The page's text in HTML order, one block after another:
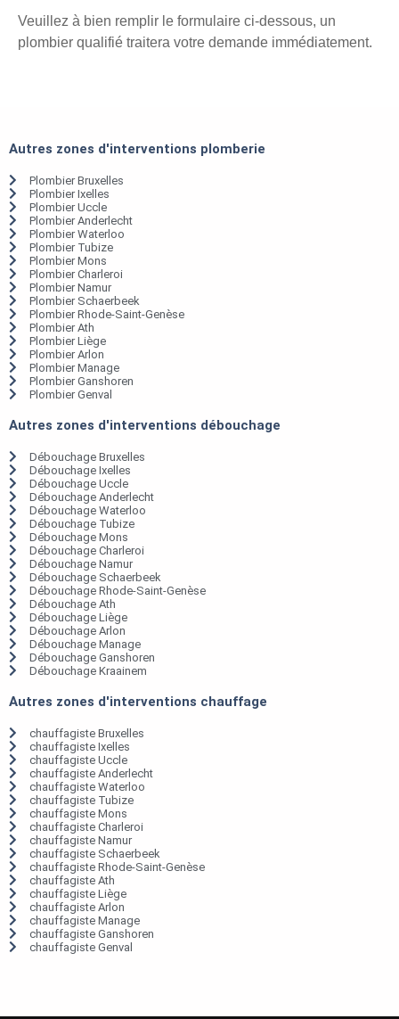
Veuillez à bien remplir le formulaire ci-dessous, un
plombier qualifié traitera votre demande immédiatement.
Autres zones d'interventions plomberie
Plombier Bruxelles
Plombier Ixelles
Plombier Uccle
Plombier Anderlecht
Plombier Waterloo
Plombier Tubize
Plombier Mons
Plombier Charleroi
Plombier Namur
Plombier Schaerbeek
Plombier Rhode-Saint-Genèse
Plombier Ath
Plombier Liège
Plombier Arlon
Plombier Manage
Plombier Ganshoren
Plombier Genval
Autres zones d'interventions débouchage
Débouchage Bruxelles
Débouchage Ixelles
Débouchage Uccle
Débouchage Anderlecht
Débouchage Waterloo
Débouchage Tubize
Débouchage Mons
Débouchage Charleroi
Débouchage Namur
Débouchage Schaerbeek
Débouchage Rhode-Saint-Genèse
Débouchage Ath
Débouchage Liège
Débouchage Arlon
Débouchage Manage
Débouchage Ganshoren
Débouchage Kraainem
Autres zones d'interventions chauffage
chauffagiste Bruxelles
chauffagiste Ixelles
chauffagiste Uccle
chauffagiste Anderlecht
chauffagiste Waterloo
chauffagiste Tubize
chauffagiste Mons
chauffagiste Charleroi
chauffagiste Namur
chauffagiste Schaerbeek
chauffagiste Rhode-Saint-Genèse
chauffagiste Ath
chauffagiste Liège
chauffagiste Arlon
chauffagiste Manage
chauffagiste Ganshoren
chauffagiste Genval